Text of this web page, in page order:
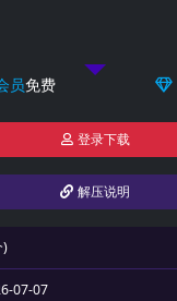
员免费
登录下载
解压说明
)
07-07